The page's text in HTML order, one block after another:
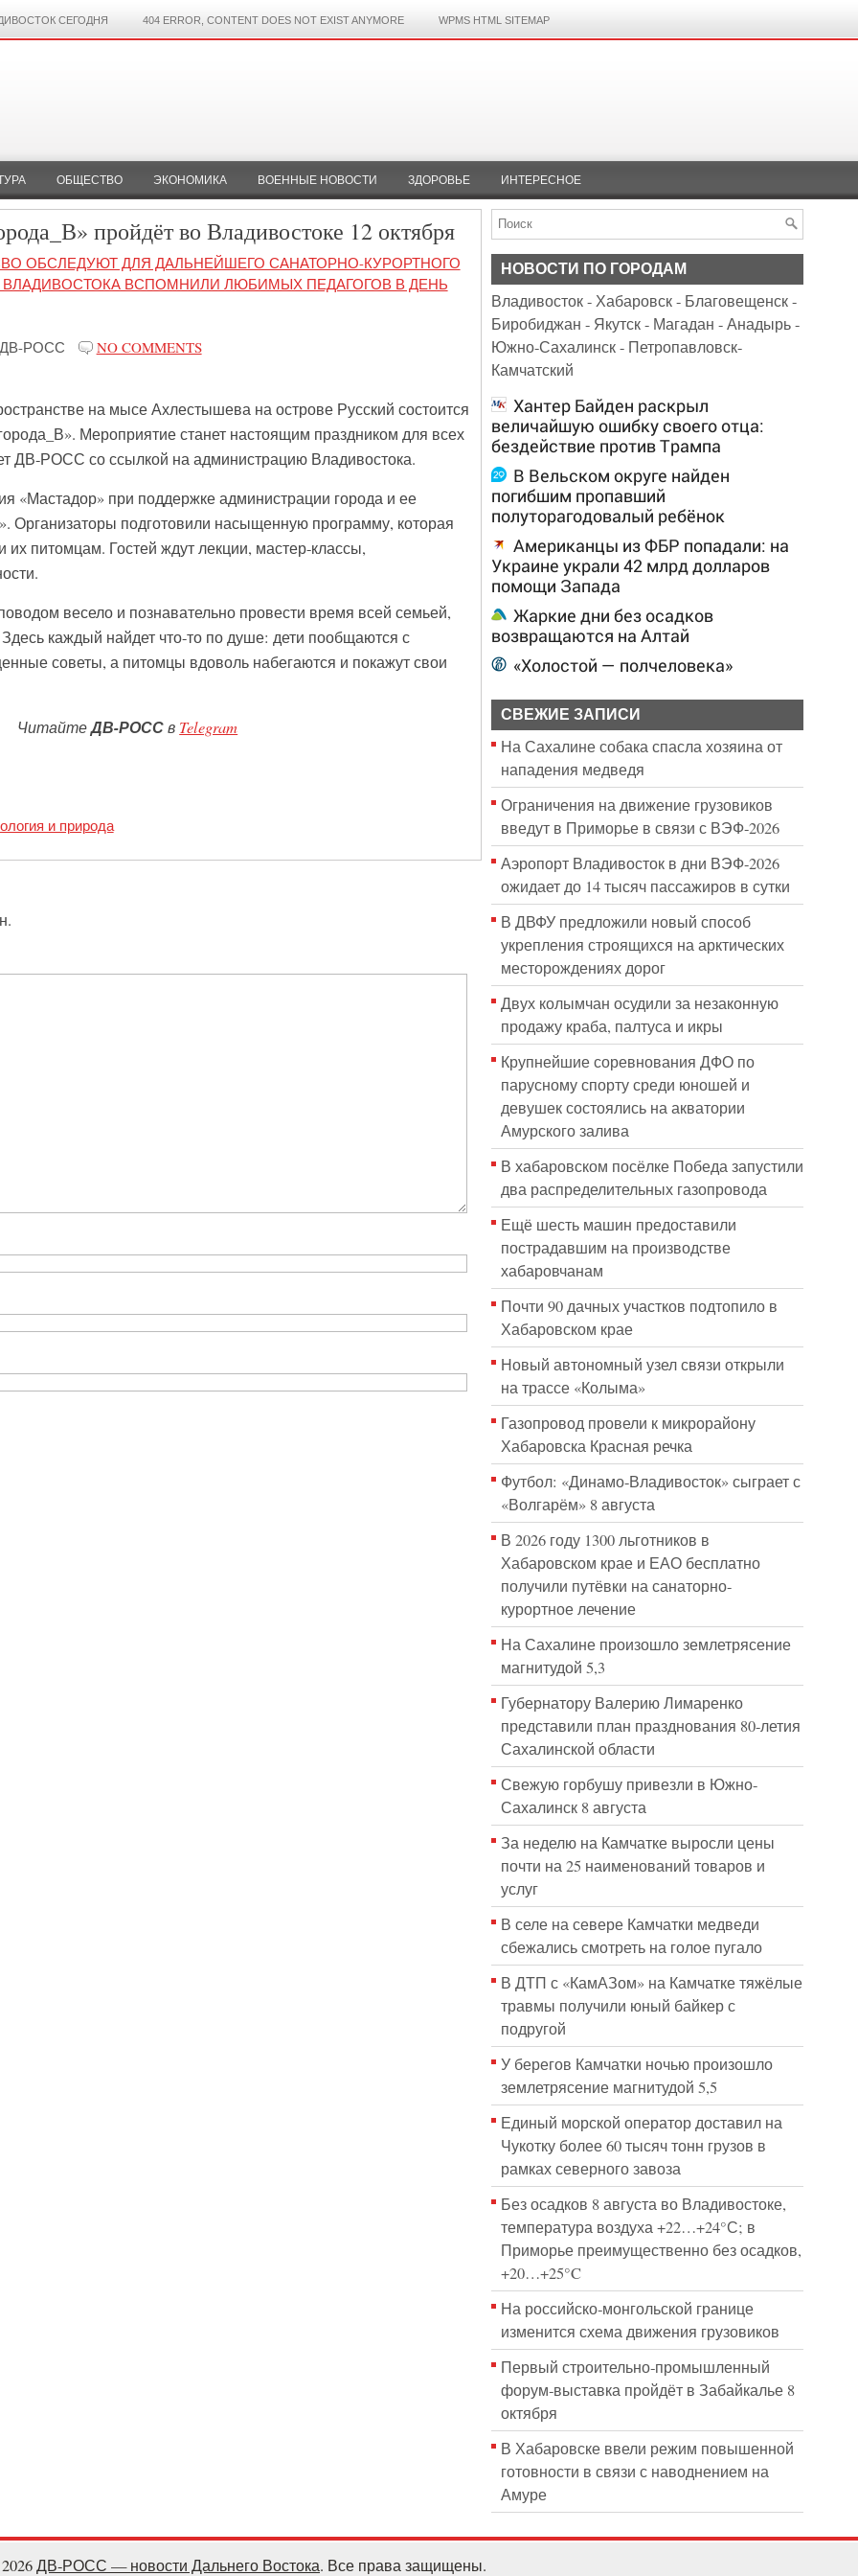
СЕГОДНЯ 404 ERROR, CONTENT DOES NOT EXIST ANYMORE WPMS HTML SITEMAP
ОБЩЕСТВО ЭКОНОМИКА ВОЕННЫЕ НОВОСТИ ЗДОРОВЬЕ ИНТЕРЕСНОЕ
пройдёт во Владивостоке 12 октября
ОБСЛЕДУЮТ ДЛЯ ДАЛЬНЕЙШЕГО САНАТОРНО-КУРОРТНОГО
ВСПОМНИЛИ ЛЮБИМЫХ ПЕДАГОГОВ В ДЕНЬ
ДВ-РОСС NO COMMENTS
на мысе Ахлестышева на острове Русский состоится
Мероприятие станет настоящим праздником для всех
ДВ-РОСС со ссылкой на администрацию Владивостока.
«Мастадор» при поддержке администрации города и ее
Организаторы подготовили насыщенную программу, которая
их питомцам. Гостей ждут лекции, мастер-классы,
весело и познавательно провести время всей семьей,
каждый найдет что-то по душе: дети пообщаются с
советы, а питомцы вдоволь набегаются и покажут свои
ЧитайтеДВ-РОССв Telegram
и природа
НОВОСТИ ПО ГОРОДАМ
Владивосток-Хабаровск- Благовещенск-
Биробиджан - Якутск- Магадан -Анадырь-
Южно-Сахалинск- Петропавловск-
Камчатский
Хантер Байден раскрыл
величайшую ошибку своего отца:
бездействие против Трампа
В Вельском округе найден
погибшим пропавший
полуторагодовалый ребёнок
Американцы из ФБР попадали: на
Украине украли 42 млрд долларов
помощи Запада
Жаркие дни без осадков
возвращаются на Алтай
«Холостой — полчеловека»
СВЕЖИЕ ЗАПИСИ
На Сахалине собака спасла хозяина от
нападения медведя
Ограничения на движение грузовиков
введут в Приморье в связи с ВЭФ-2026
Аэропорт Владивосток в дни ВЭФ-2026
ожидает до 14 тысяч пассажиров в сутки
В ДВФУ предложили новый способ
укрепления строящихся на арктических
месторождениях дорог
Двух колымчан осудили за незаконную
продажу краба, палтуса и икры
Крупнейшие соревнования ДФО по
парусному спорту среди юношей и
девушек состоялись на акватории
Амурского залива
В хабаровском посёлке Победа запустили
два распределительных газопровода
Ещё шесть машин предоставили
пострадавшим на производстве
хабаровчанам
Почти 90 дачных участков подтопило в
Хабаровском крае
Новый автономный узел связи открыли
на трассе «Колыма»
Газопровод провели к микрорайону
Хабаровска Красная речка
Футбол: «Динамо-Владивосток» сыграет с
«Волгарём» 8 августа
В 2026 году 1300 льготников в
Хабаровском крае и ЕАО бесплатно
получили путёвки на санаторно-
курортное лечение
На Сахалине произошло землетрясение
магнитудой 5,3
Губернатору Валерию Лимаренко
представили план празднования 80-летия
Сахалинской области
Свежую горбушу привезли в Южно-
Сахалинск 8 августа
За неделю на Камчатке выросли цены
почти на 25 наименований товаров и
услуг
В селе на севере Камчатки медведи
сбежались смотреть на голое пугало
В ДТП с «КамАЗом» на Камчатке тяжёлые
травмы получили юный байкер с
подругой
У берегов Камчатки ночью произошло
землетрясение магнитудой 5,5
Единый морской оператор доставил на
Чукотку более 60 тысяч тонн грузов в
рамках северного завоза
Без осадков 8 августа во Владивостоке,
температура воздуха +22…+24°С; в
Приморье преимущественно без осадков,
+20…+25°C
На российско‑монгольской границе
изменится схема движения грузовиков
Первый строительно‑промышленный
форум‑выставка пройдёт в Забайкалье 8
октября
В Хабаровске ввели режим повышенной
готовности в связи с наводнением на
Амуре
ДВ-РОСС — новости Дальнего Востока. Все права защищены.